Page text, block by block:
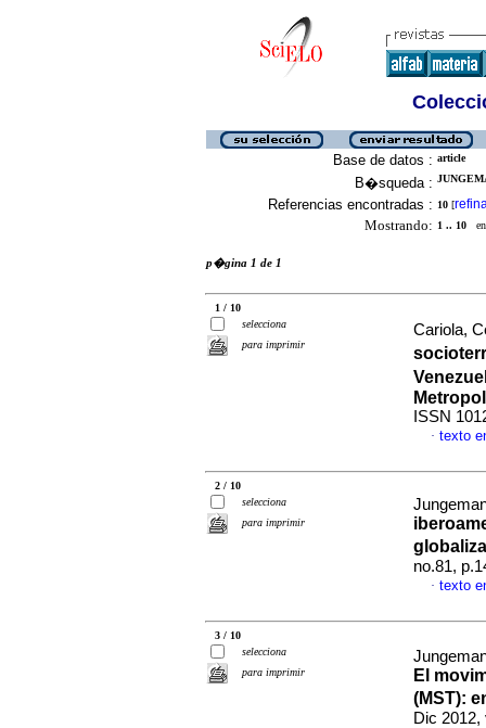
Base de datos : article
B�squeda :
Referencias encontradas : 10 [
Mostrando: 1 .. 10 en
p�gina 1 de 1
1 / 10
selecciona
para imprimir
Cariola,
ISSN
· texto
2 / 10
selecciona
para imprimir
i
g
no.81,
· texto
3 / 10
selecciona
para imprimir
El m
(MST):
Dic 2012,